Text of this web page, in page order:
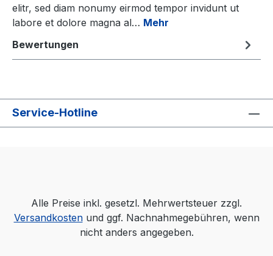
elitr, sed diam nonumy eirmod tempor invidunt ut
labore et dolore magna al… Mehr
Bewertungen
Service-Hotline
Alle Preise inkl. gesetzl. Mehrwertsteuer zzgl.
Versandkostenund ggf. Nachnahmegebühren, wenn
nicht anders angegeben.